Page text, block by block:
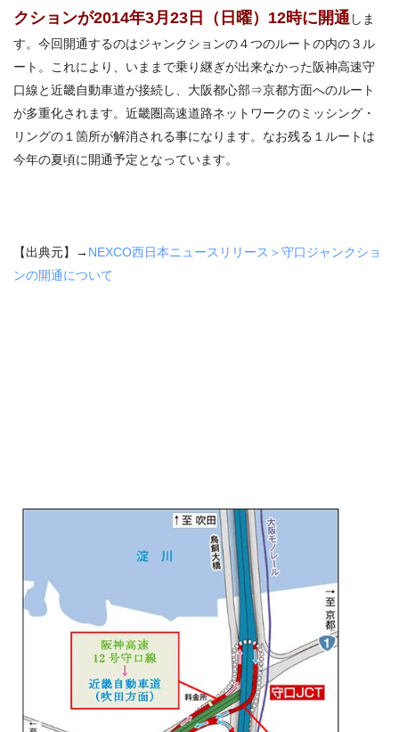
クションが2014年3月23日（日曜）12時に開通しま
す。今回開通するのはジャンクションの４つのルートの内の３ル
ート。これにより、いままで乗り継ぎが出来なかった阪神高速守
口線と近畿自動車道が接続し、大阪都心部⇒京都方面へのルート
が多重化されます。近畿圏高速道路ネットワークのミッシング・
リングの１箇所が解消される事になります。なお残る１ルートは
今年の夏頃に開通予定となっています。
【出典元】→ NEXCO西日本ニュースリリース＞守口ジャンクショ
ンの開通について